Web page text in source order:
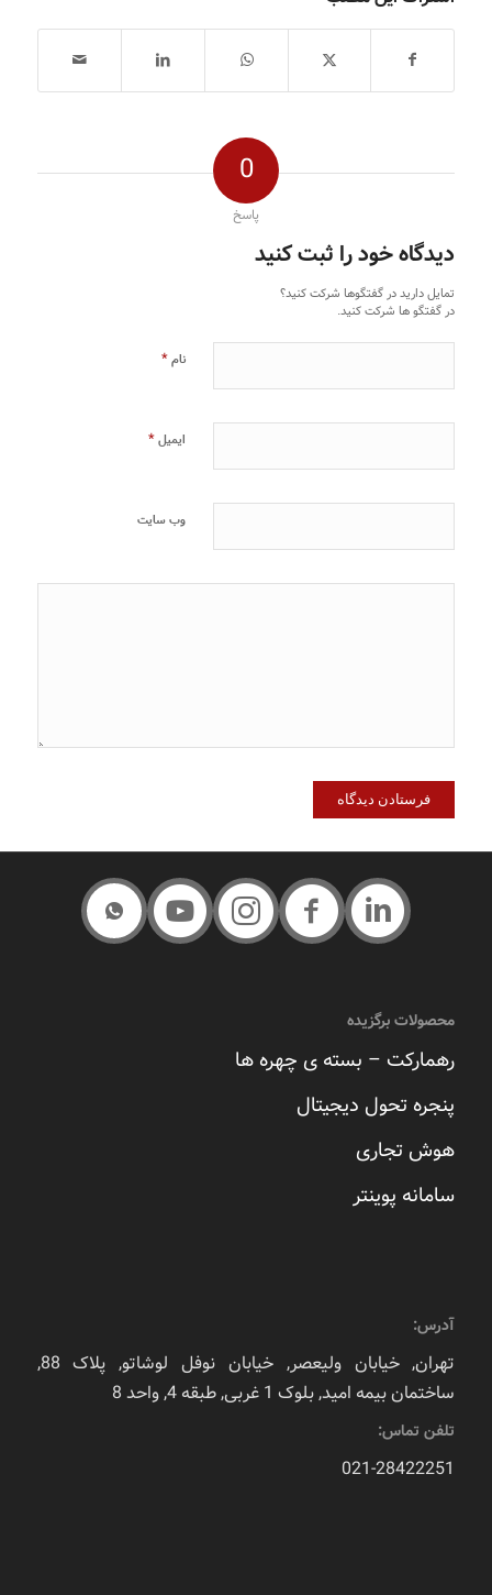
0
پاسخ
دیدگاه خود را ثبت کنید
تمایل دارید در گفتگوها شرکت کنید؟
در گفتگو ها شرکت کنید.
نام*
ایمیل*
وب‌ سایت
محصولات برگزیده
رهمارکت – بسته ی چهره ها
پنجره تحول دیجیتال
هوش تجاری
سامانه پوینتر
آدرس:
تهران, خیابان ولیعصر, خیابان نوفل لوشاتو, پلاک 88,
ساختمان بیمه امید, بلوک 1 غربی, طبقه 4, واحد 8
تلفن تماس:
021-28422251